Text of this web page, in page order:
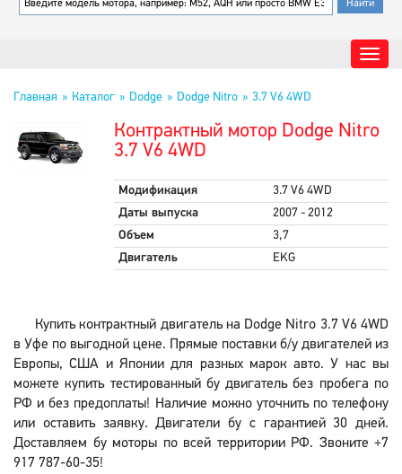
Главная Каталог Dodge Dodge Nitro 3.7 V6 4WD
Контрактный мотор Dodge Nitro
3.7 V6 4WD
Модификация
3.7 V6 4WD
Даты выпуска
2007 - 2012
Объем
3,7
Двигатель
EKG
Купить контрактный двигатель на Dodge Nitro 3.7 V6 4WD
в Уфе по выгодной цене. Прямые поставки б/у двигателей из
Европы, США и Японии для разных марок авто. У нас вы
можете купить тестированный бу двигатель без пробега по
РФ и без предоплаты! Наличие можно уточнить по телефону
или оставить заявку. Двигатели бу с гарантией 30 дней.
Доставляем бу моторы по всей территории РФ. Звоните +7
917 787-60-35!